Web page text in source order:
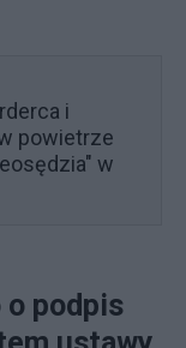
i
powietrze
w
o podpis